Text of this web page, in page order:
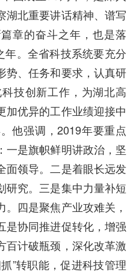
湖北重要讲话精神、谱写
章的奋斗之年，也是落
年。全省科技系统要充分
势、任务和要求，认真研
技创新工作，为湖北高
加优异的工作业绩迎接中
他强调，2019年要重点
一是旗帜鲜明讲政治，坚
面领导。二是着眼长远发
研究。三是集中力量补短
四是聚焦产业攻难关，
是协同推进促转化，增强
百计破瓶颈，深化改革激
”转职能，促进科技管理